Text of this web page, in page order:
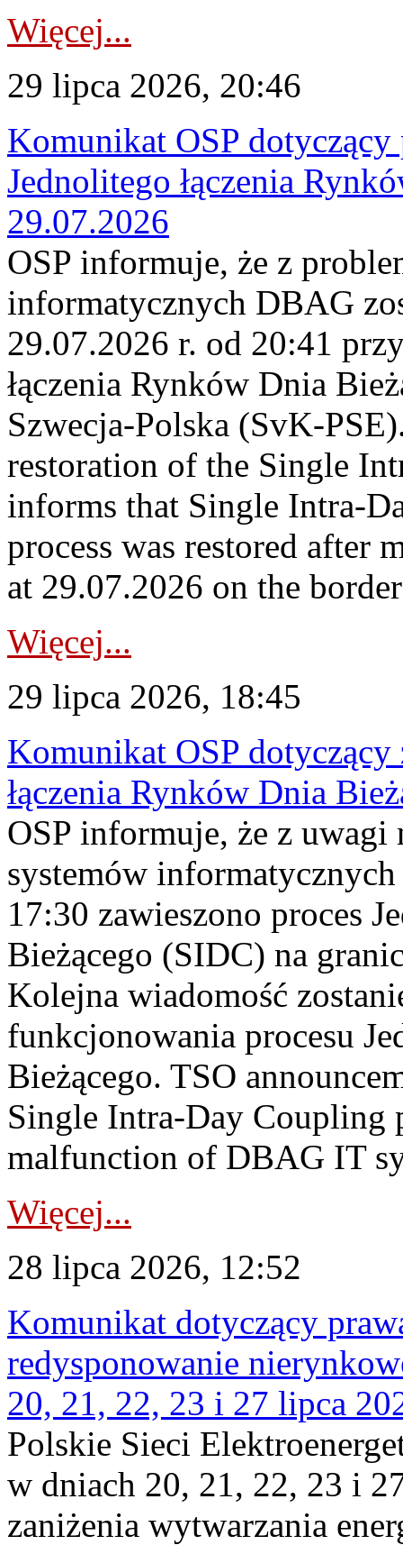
Więcej...
29 lipca 2026, 20:46
Komunikat OSP
Jednolitego łączenia
29.07.2026
OSP informuje, że z
informatycznych DBAG
29.07.2026 r. od 20:41
łączenia Rynków Dnia
Szwecja-Polska (SvK-
restoration of the Single
informs that Single Intra-
process was restored after
at 29.07.2026 on the
Więcej...
29 lipca 2026, 18:45
Komunikat OSP dotyczący
łączenia Rynków Dnia
OSP informuje, że z uwagi
systemów
17:30 zawieszono proces
Bieżącego (SIDC) na
Kolejna wiadomość
funkcjonowania procesu
Bieżącego. TSO
Single Intra-Day Coupling
malfunction of DBAG IT
Więcej...
28 lipca 2026, 12:52
Komunikat dotyczący
redysponowanie
20, 21, 22, 23 i 27 lipca
Polskie Sieci
w dniach 20, 21, 22, 23 i
zaniżenia wytwarzania